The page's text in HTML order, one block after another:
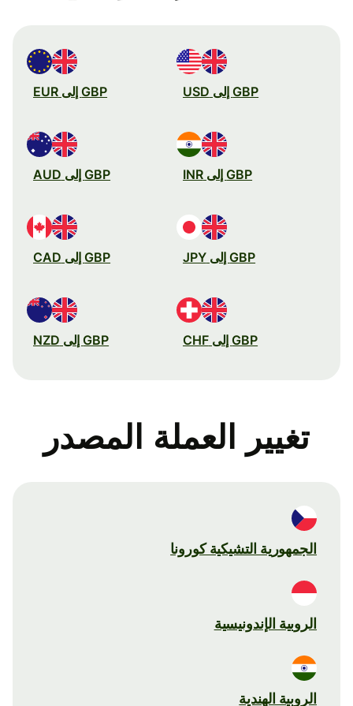
GBP إلى USD GBP إلى EUR
GBP إلى INR GBP إلى AUD
GBP إلى JPY GBP إلى CAD
GBP إلى CHF GBP إلى NZD
تغيير العملة المصدر
الجمهورية التشيكية كورونا
الروبية الإندونيسية
الروبية الهندية